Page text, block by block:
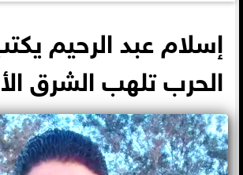
إسلام عبد الرحيم
الحرب تلهب الشرق